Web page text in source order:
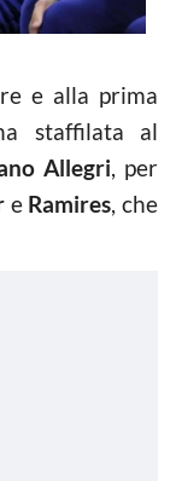
e alla prima
staffilata al
Allegri, per
e Ramires, che